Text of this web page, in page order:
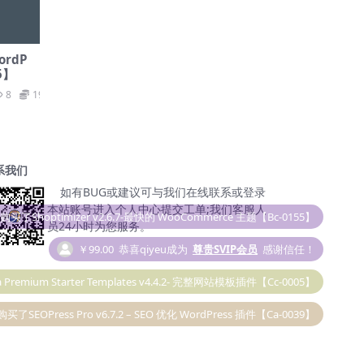
8 19.9
我们
如有BUG或建议可与我们在线联系或登录
本站账号进入个人中心提交工单;我们客服人
员24小时为您服务。
￥99.00 恭喜qiyeu成为 尊贵SVIP会员 感谢信任！
Starter Templates v4.4.2- 完整网站模板插件【Cc-0005】
买了SEOPress Pro v6.7.2 – SEO 优化 WordPress 插件【Ca-0039】
19.90 Taylor 购买了Elementor Pro v6.0.5 – 必备插件【Cc-0036】